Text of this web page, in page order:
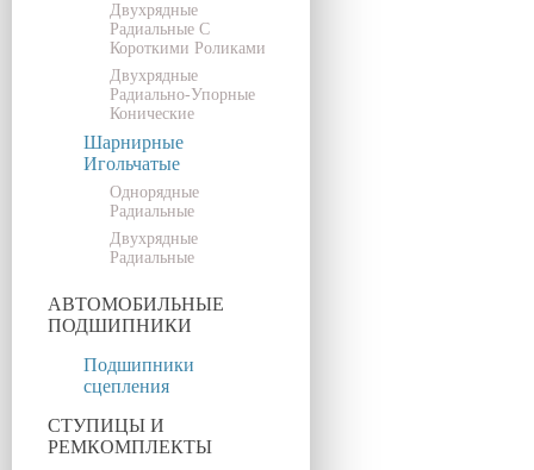
Двухрядные
Радиальные С
Короткими Роликами
Двухрядные
Радиально-Упорные
Конические
Шарнирные
Игольчатые
Однорядные
Радиальные
Двухрядные
Радиальные
АВТОМОБИЛЬНЫЕ
ПОДШИПНИКИ
Подшипники
сцепления
СТУПИЦЫ И
РЕМКОМПЛЕКТЫ